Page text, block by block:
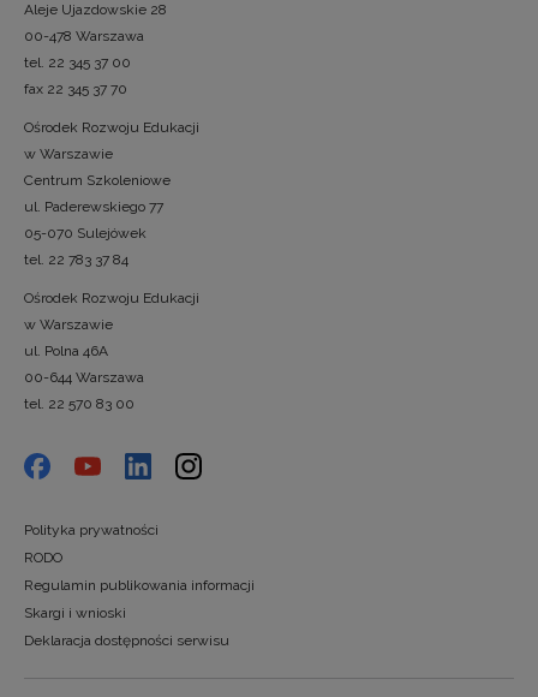
Aleje Ujazdowskie 28
00-478 Warszawa
tel. 22 345 37 00
fax 22 345 37 70
Ośrodek Rozwoju Edukacji
w Warszawie
Centrum Szkoleniowe
ul. Paderewskiego 77
05-070 Sulejówek
tel. 22 783 37 84
Ośrodek Rozwoju Edukacji
w Warszawie
ul. Polna 46A
00-644 Warszawa
tel. 22 570 83 00
Polityka prywatności
RODO
Regulamin publikowania informacji
Skargi i wnioski
Deklaracja dostępności serwisu